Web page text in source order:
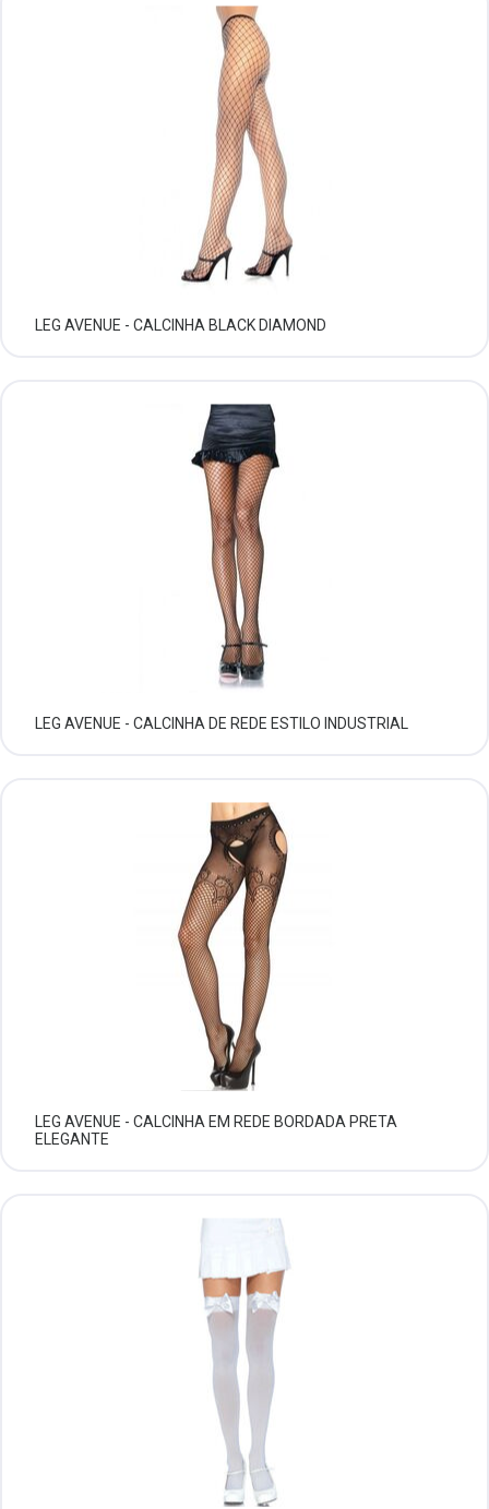
LEG AVENUE - CALCINHA BLACK DIAMOND
LEG AVENUE - CALCINHA DE REDE ESTILO INDUSTRIAL
LEG AVENUE - CALCINHA EM REDE BORDADA PRETA
ELEGANTE